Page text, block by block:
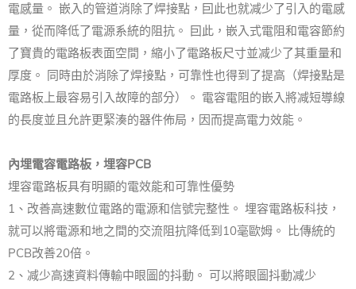
電感量。 嵌入的管道消除了焊接點，囙此也就减少了引入的電感
量，從而降低了電源系統的阻抗。 囙此，嵌入式電阻和電容節約
了寶貴的電路板表面空間，縮小了電路板尺寸並减少了其重量和
厚度。 同時由於消除了焊接點，可靠性也得到了提高（焊接點是
電路板上最容易引入故障的部分）。 電容電阻的嵌入將减短導線
的長度並且允許更緊湊的器件佈局，因而提高電力效能。
內埋電容電路板，埋容PCB
埋容電路板具有明顯的電效能和可靠性優勢
1、改善高速數位電路的電源和信號完整性。 埋容電路板科技，
就可以將電源和地之間的交流阻抗降低到10毫歐姆。 比傳統的
PCB改善20倍。
2、减少高速資料傳輸中眼圖的抖動。 可以將眼圖抖動减少